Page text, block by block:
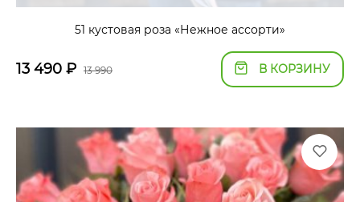
51 кустовая роза «Нежное ассорти»
13 490 ₽ 13 990 В КОРЗИНУ